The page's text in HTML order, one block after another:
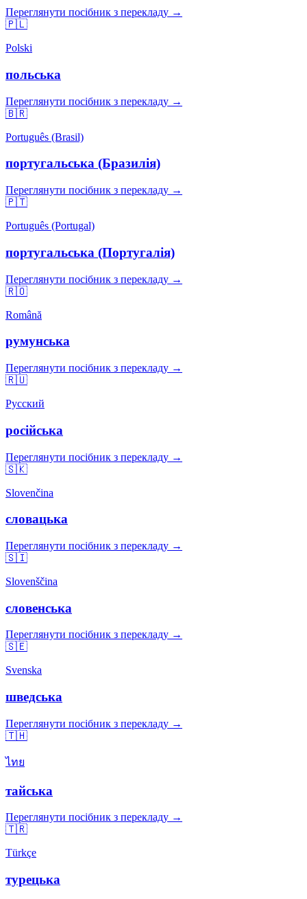
Переглянути посібник з перекладу →
🇵🇱
Polski
польська
Переглянути посібник з перекладу →
🇧🇷
Português (Brasil)
португальська (Бразилія)
Переглянути посібник з перекладу →
🇵🇹
Português (Portugal)
португальська (Португалія)
Переглянути посібник з перекладу →
🇷🇴
Română
румунська
Переглянути посібник з перекладу →
🇷🇺
Русский
російська
Переглянути посібник з перекладу →
🇸🇰
Slovenčina
словацька
Переглянути посібник з перекладу →
🇸🇮
Slovenščina
словенська
Переглянути посібник з перекладу →
🇸🇪
Svenska
шведська
Переглянути посібник з перекладу →
🇹🇭
ไทย
тайська
Переглянути посібник з перекладу →
🇹🇷
Türkçe
турецька